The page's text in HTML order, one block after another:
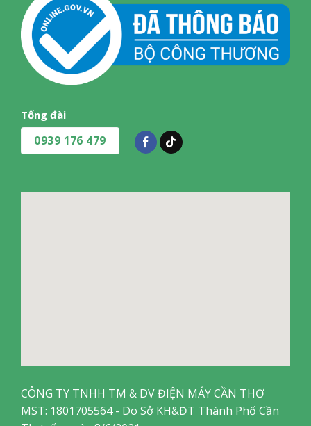
Tổng đài
0939 176 479
CÔNG TY TNHH TM & DV ĐIỆN MÁY CẦN THƠ
MST: 1801705564 - Do Sở KH&ĐT Thành Phố Cần